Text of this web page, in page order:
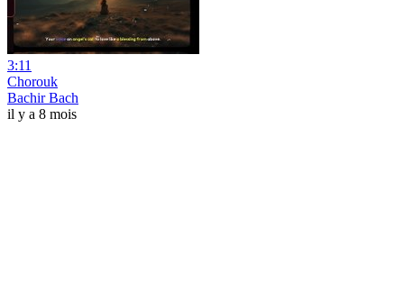
3:11
Chorouk
Bachir Bach
il y a 8 mois